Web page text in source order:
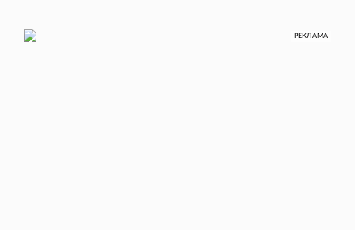
РЕКЛАМА